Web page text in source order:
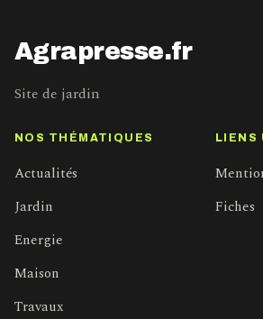
Agrapresse.fr
Site de jardin
NOS THÉMATIQUES
Actualités
Jardin
Energie
Maison
Travaux
LIENS
Fiches